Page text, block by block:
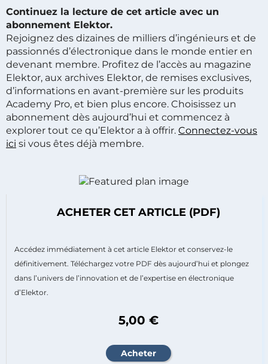
Continuez la lecture de cet article avec un
abonnement Elektor.
Rejoignez des dizaines de milliers d’ingénieurs et de
passionnés d’électronique dans le monde entier en
devenant membre. Profitez de l’accès au magazine
Elektor, aux archives Elektor, de remises exclusives,
d’informations en avant-première sur les produits
Academy Pro, et bien plus encore. Choisissez un
abonnement dès aujourd’hui et commencez à
explorer tout ce qu’Elektor a à offrir. Connectez-vous
ici si vous êtes déjà membre.
ACHETER CET ARTICLE (PDF)
Accédez immédiatement à cet article Elektor et conservez-le
définitivement. Téléchargez votre PDF dès aujourd’hui et plongez
dans l’univers de l’innovation et de l’expertise en électronique
d’Elektor.
5,00 €